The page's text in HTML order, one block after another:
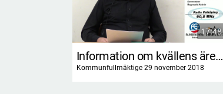
17:48
Information om kvällens ärenden
Kommunfullmäktige 29 november 2018